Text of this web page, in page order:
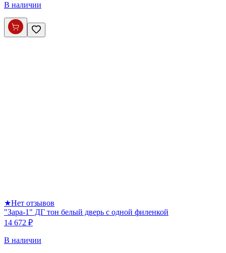
В наличии
★Нет отзывов
"Зара-1" ДГ тон белый дверь с одной филенкой
14 672 ₽
В наличии